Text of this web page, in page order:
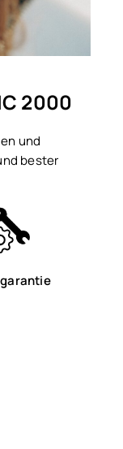
2000
und
bester